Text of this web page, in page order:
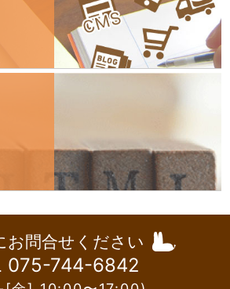
お問合せください
075-744-6842